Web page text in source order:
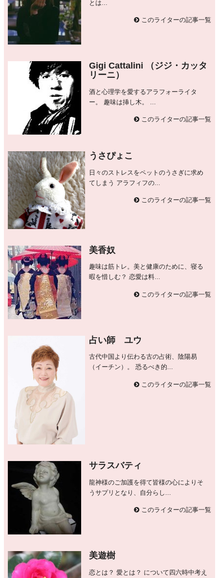
とは...
このライターの記事一覧
Gigi Cattalini （ジジ・カッタ
リーニ）
酒と心理学を愛するアラフォーライタ
ー。 趣味は挿し木。 ...
このライターの記事一覧
うさぴょこ
日々のストレスをペットのうさぎに求め
てしまう アラフィフの...
このライターの記事一覧
美香奴
趣味は筋トレ。美と健康のために、寝る
暇を惜しむ？ 恋愛は料...
このライターの記事一覧
占い師 ユウ
古代中国より伝わる古の占術、陰陽易
（イーチン）。 恐るべき的...
このライターの記事一覧
サラスバティ
龍神様のご加護を得て皆様の心によりそ
うサプリとなり、自分らし...
このライターの記事一覧
美遊樹
恋とは？ 愛とは？ について四六時中考え